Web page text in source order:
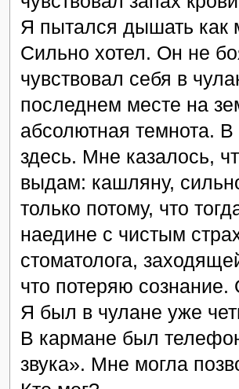
Я пытался дышать как
Сильно хотел. Он не
чувствовал себя в
последнем месте на
абсолютная темнота. В
здесь. Мне казалось,
выдам: кашляну,
только потому, что
наедине с чистым
стоматолога,
что потеряю
Я был в чулане уже
В кармане был
звука». Мне могла